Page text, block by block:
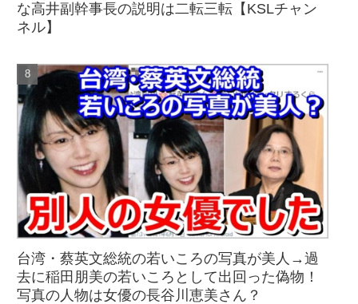
な高井副幹事長の説明は二転三転【KSLチャン
ネル】
台湾・蔡英文総統の若いころの写真が美人→過
去に稲田朋美の若いころとして出回った偽物！
写真の人物は女優の長谷川恵美さん？